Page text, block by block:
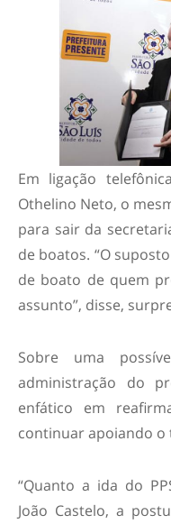
Em ligação
Othelino Neto, o
para sair da
de boatos. “O
de boato de quem
assunto”, disse,
Sobre uma
administração do
enfático em
continuar apoiando o
“Quanto a ida do
João Castelo, a